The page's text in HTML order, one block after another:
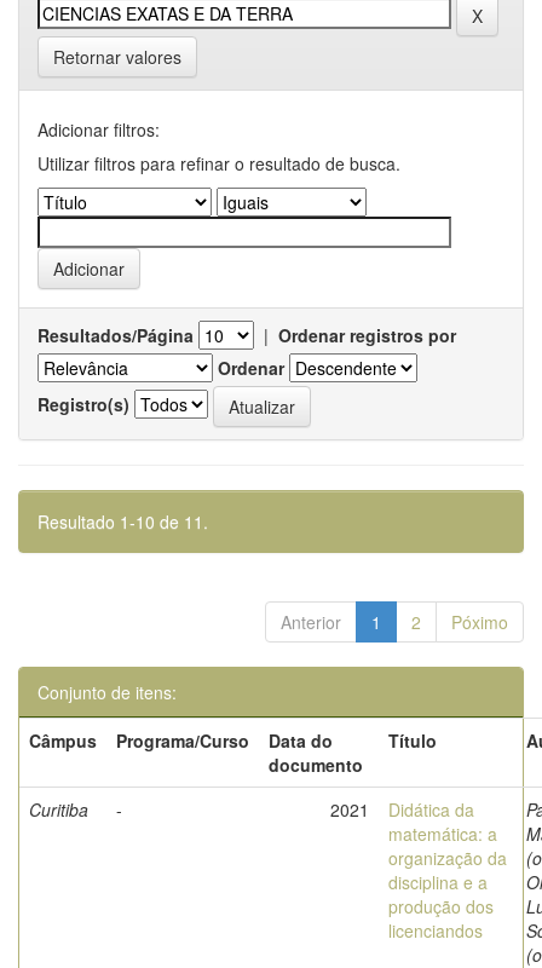
Retornar valores
Adicionar filtros:
Utilizar filtros para refinar o resultado de busca.
Resultados/Página | Ordenar registros por
Ordenar
Registro(s)
Resultado 1-10 de 11.
Anterior 1 2 Póximo
Conjunto de itens:
Câmpus
Programa/Curso
Data do
documento
Título
Curitiba - 2021
Didática da
matemática: a
organização da
disciplina e a
produção dos
licenciandos